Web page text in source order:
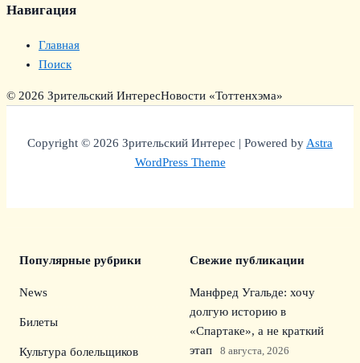
Навигация
Главная
Поиск
© 2026 Зрительский ИнтересНовости «Тоттенхэма»
Copyright © 2026 Зрительский Интерес | Powered byAstra
WordPress Theme
Популярные рубрики
News
Билеты
Культура болельщиков
Свежие публикации
Манфред Угальде: хочу
долгую историю в
«Спартаке», а не краткий
этап
8 августа, 2026